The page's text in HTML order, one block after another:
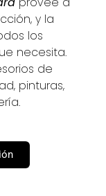
y la
los
necesita.
de
pinturas,